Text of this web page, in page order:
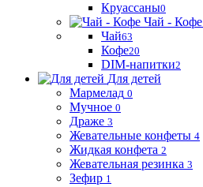
Круассаны0
Чай - Кофе
Чай63
Кофе20
DIM-напитки2
Для детей
Мармелад 0
Мучное 0
Драже 3
Жевательные конфеты 4
Жидкая конфета 2
Жевательная резинка 3
Зефир 1